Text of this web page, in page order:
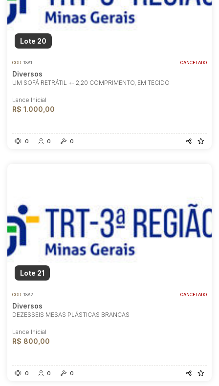
Lote 20
COD. 1881 CANCELADO
Diversos
UM SOFÁ RETRÁTIL +- 2,20 COMPRIMENTO, EM TECIDO
Lance Inicial
R$ 1.000,00
0 0 0
Lote 21
COD. 1882 CANCELADO
Diversos
DEZESSEIS MESAS PLÁSTICAS BRANCAS
Lance Inicial
R$ 800,00
0 0 0